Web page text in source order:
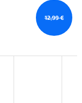
12,99 €